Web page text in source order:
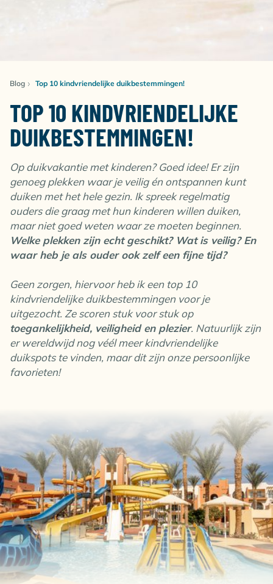
Blog Top 10 kindvriendelijke duikbestemmingen!
TOP 10 KINDVRIENDELIJKE
DUIKBESTEMMINGEN!
Op duikvakantie met kinderen? Goed idee! Er zijn
genoeg plekken waar je veilig én ontspannen kunt
duiken met het hele gezin. Ik spreek regelmatig
ouders die graag met hun kinderen willen duiken,
maar niet goed weten waar ze moeten beginnen.
Welke plekken zijn echt geschikt? Wat is veilig? En
waar heb je als ouder ook zelf een fijne tijd?
Geen zorgen, hiervoor heb ik een top 10
kindvriendelijke duikbestemmingen voor je
uitgezocht. Ze scoren stuk voor stuk op
toegankelijkheid, veiligheid en plezier. Natuurlijk zijn
er wereldwijd nog véél meer kindvriendelijke
duikspots te vinden, maar dit zijn onze persoonlijke
favorieten!